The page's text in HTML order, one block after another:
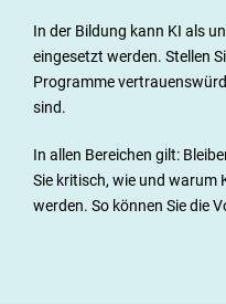
In der Bildung kann KI als
eingesetzt werden. Stellen
Programme
sind.
In allen Bereichen gilt:
Sie kritisch, wie und warum
werden. So können Sie die